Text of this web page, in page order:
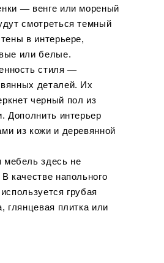
― венге или мореный
смотреться темный
в интерьере,
или белые.
стиля ―
деталей. Их
черный пол из
Дополнить интерьер
из кожи и деревянной
здесь не
качестве напольного
грубая
глянцевая плитка или